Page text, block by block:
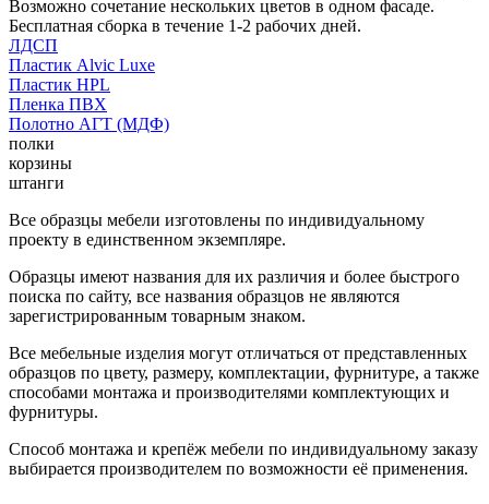
Возможно сочетание нескольких цветов в одном фасаде.
Бесплатная сборка в течение 1-2 рабочих дней.
ЛДСП
Пластик Alvic Luxe
Пластик HPL
Пленка ПВХ
Полотно АГТ (МДФ)
полки
корзины
штанги
Все образцы мебели изготовлены по индивидуальному
проекту в единственном экземпляре.
Образцы имеют названия для их различия и более быстрого
поиска по сайту, все названия образцов не являются
зарегистрированным товарным знаком.
Все мебельные изделия могут отличаться от представленных
образцов по цвету, размеру, комплектации, фурнитуре, а также
способами монтажа и производителями комплектующих и
фурнитуры.
Способ монтажа и крепёж мебели по индивидуальному заказу
выбирается производителем по возможности её применения.